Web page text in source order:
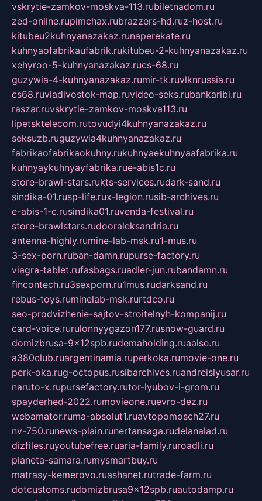
vskrytie-zamkov-moskva-113.rubiletnadom.ru
zed-online.rupimchax.rubrazzers-hd.ruz-host.ru
kitubeu2kuhnyanazakaz.runaperekate.ru
kuhnyaofabrikaufabrik.rukitubeu-2-kuhnyanazakaz.ru
xehyroo-5-kuhnyanazakaz.rucs-68.ru
guzywia-4-kuhnyanazakaz.rumir-tk.ruvlknrussia.ru
cs68.ruvladivostok-map.ruvideo-seks.rubankaribi.ru
raszar.ruvskrytie-zamkov-moskva113.ru
lipetsktelecom.rutovudyi4kuhnyanazakaz.ru
seksuzb.ruguzywia4kuhnyanazakaz.ru
fabrikaofabrikaokuhny.rukuhnyaekuhnyaafabrika.ru
kuhnyaykuhnyayfabrika.rue-abis1c.ru
store-brawl-stars.rukts-services.rudark-sand.ru
sindika-01.rusp-life.rux-legion.rusib-archives.ru
e-abis-1-c.rusindika01.ruvenda-festival.ru
store-brawlstars.rudooraleksandria.ru
antenna-highly.rumine-lab-msk.ru1-mus.ru
3-sex-porn.ruban-damn.rupurse-factory.ru
viagra-tablet.rufasbags.ruadler-jun.rubandamn.ru
fincontech.ru3sexporn.ru1mus.rudarksand.ru
rebus-toys.ruminelab-msk.rurtdco.ru
seo-prodvizhenie-sajtov-stroitelnyh-kompanij.ru
card-voice.rurulonnyygazon177.rusnow-guard.ru
domizbrusa-9x12spb.rudemaholding.ruaalse.ru
a380club.ruargentinamia.ruperkoka.rumovie-one.ru
perk-oka.rug-octopus.rusibarchives.ruandreislyusar.ru
naruto-x.rupursefactory.rutor-lyubov-i-grom.ru
spayderhed-2022.rumovieone.ruevro-dez.ru
webamator.ruma-absolut1.ruavtopomosch27.ru
nv-750.runews-plain.runertansaga.rudelanalad.ru
dizfiles.ruyoutubefree.ruaria-family.ruroadli.ru
planeta-samara.rumysmartbuy.ru
matrasy-kemerovo.ruashanet.rutrade-farm.ru
dotcustoms.rudomizbrusa9x12spb.ruautodamp.ru